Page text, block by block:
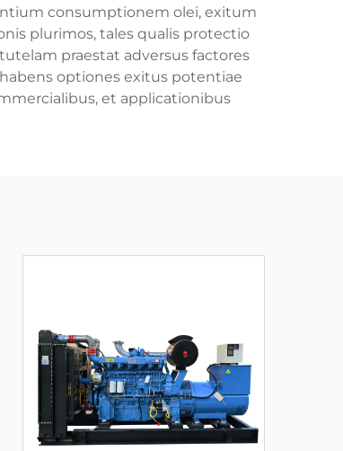
consumptionem olei, exitum
plurimos, tales qualis protectio
praestat adversus factores
optiones exitus potentiae
et applicationibus